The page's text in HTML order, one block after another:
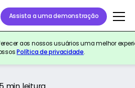
Assista a uma demonstração
aos nossos usuários uma melhor
Política de privacidade.